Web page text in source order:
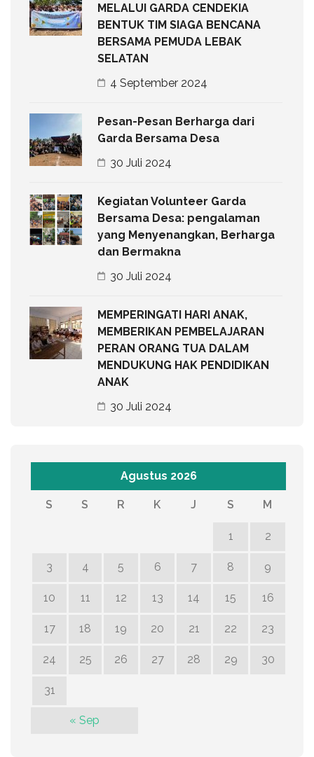
MELALUI GARDA CENDEKIA
BENTUK TIM SIAGA BENCANA
BERSAMA PEMUDA LEBAK
SELATAN
4 September 2024
Pesan-Pesan Berharga dari
Garda Bersama Desa
30 Juli 2024
Kegiatan Volunteer Garda
Bersama Desa: pengalaman
yang Menyenangkan, Berharga
dan Bermakna
30 Juli 2024
MEMPERINGATI HARI ANAK,
MEMBERIKAN PEMBELAJARAN
PERAN ORANG TUA DALAM
MENDUKUNG HAK PENDIDIKAN
ANAK
30 Juli 2024
Agustus 2026
S S R K J S M
1 2
3 4 5 6 7 8 9
10 11 12 13 14 15 16
17 18 19 20 21 22 23
24 25 26 27 28 29 30
31
« Sep